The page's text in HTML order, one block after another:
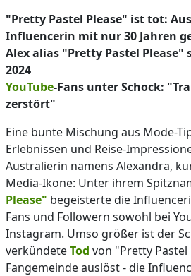
"Pretty Pastel Please" ist tot:
Influencerin mit nur 30 Jahren
Alex alias "Pretty Pastel Please"
2024
YouTube-Fans unter Schock:
zerstört"
Eine bunte Mischung aus Mode-
Erlebnissen und Reise-
Australierin namens Alexandra,
Media-Ikone: Unter ihrem
Please" begeisterte die
Fans und Followern sowohl bei
Instagram. Umso größer ist der
verkündeteTod von "Pretty
Fangemeinde auslöst - die